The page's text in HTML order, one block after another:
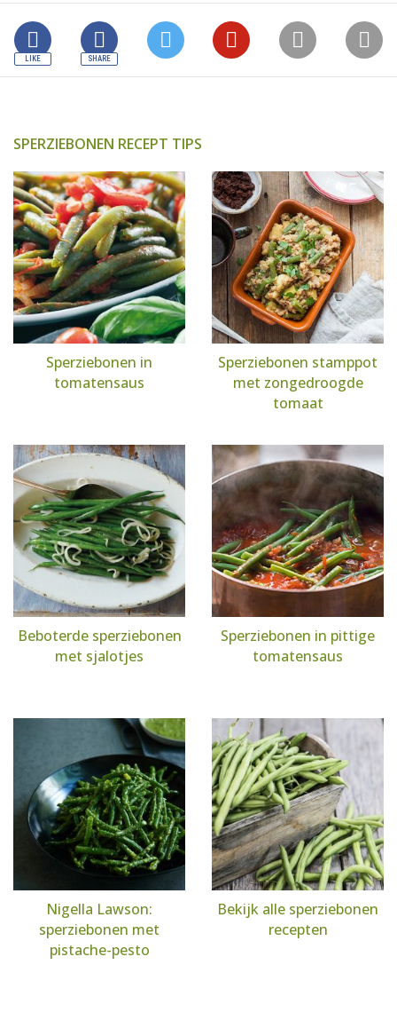
SPERZIEBONEN RECEPT TIPS
Sperziebonen in
tomatensaus
Sperziebonen stamppot
met zongedroogde
tomaat
Beboterde sperziebonen
met sjalotjes
Sperziebonen in pittige
tomatensaus
Nigella Lawson:
sperziebonen met
pistache-pesto
Bekijk alle sperziebonen
recepten